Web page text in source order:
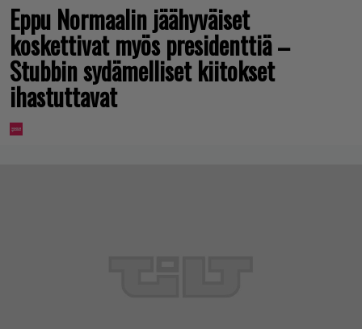
Eppu Normaalin jäähyväiset
koskettivat myös presidenttiä –
Stubbin sydämelliset kiitokset
ihastuttavat